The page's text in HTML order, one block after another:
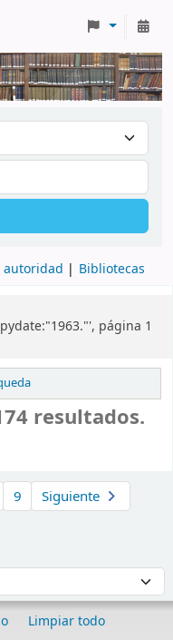
autoridad Bibliotecas
página 1
resultados.
9
Siguiente
Limpiar todo